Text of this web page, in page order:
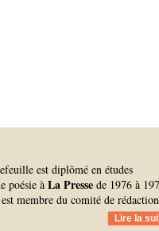
est diplômé en études
poésie à La Presse de 1976 à
membre du comité de rédaction
Lire la